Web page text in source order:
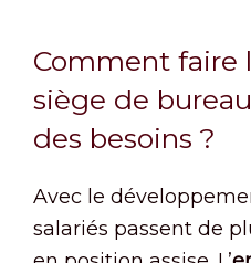
Comment faire
siège de
des besoins ?
Avec le
salariés passent de